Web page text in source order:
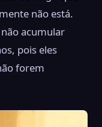
não está.
acumular
pois eles
forem